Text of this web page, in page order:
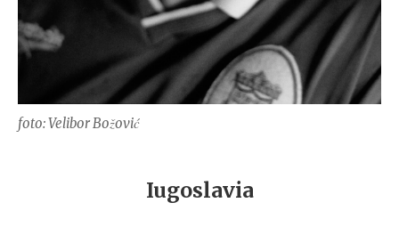
foto: Velibor Božović
Iugoslavia